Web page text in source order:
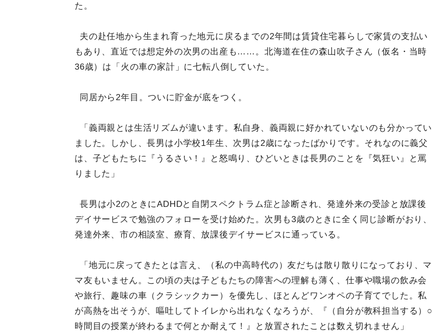
た。
夫の赴任地から生まれ育った地元に戻るまでの2年間は賃貸住宅暮らしで家賃の支払い
もあり、直近では想定外の次男の出産も……。北海道在住の森山吹子さん（仮名・当時
36歳）は「火の車の家計」に七転八倒していた。
同居から2年目。ついに貯金が底をつく。
「義両親とは生活リズムが違います。私自身、義両親に好かれていないのも分かってい
ました。しかし、長男は小学校1年生、次男は2歳になったばかりです。それなのに義父
は、子どもたちに『うるさい！』と怒鳴り、ひどいときは長男のことを『気狂い』と罵
りました」
長男は小2のときにADHDと自閉スペクトラム症と診断され、発達外来の受診と放課後
デイサービスで勉強のフォローを受け始めた。次男も3歳のときに全く同じ診断がおり、
発達外来、市の相談室、療育、放課後デイサービスに通っている。
「地元に戻ってきたとは言え、（私の中高時代の）友だちは散り散りになっており、マ
マ友もいません。この頃の夫は子どもたちの障害への理解も薄く、仕事や職場の飲み会
や旅行、趣味の車（クラシックカー）を優先し、ほとんどワンオペの子育てでした。私
が高熱を出そうが、嘔吐してトイレから出れなくなろうが、『（自分が教科担当する）○
時間目の授業が終わるまで何とか耐えて！』と放置されたことは数え切れません」